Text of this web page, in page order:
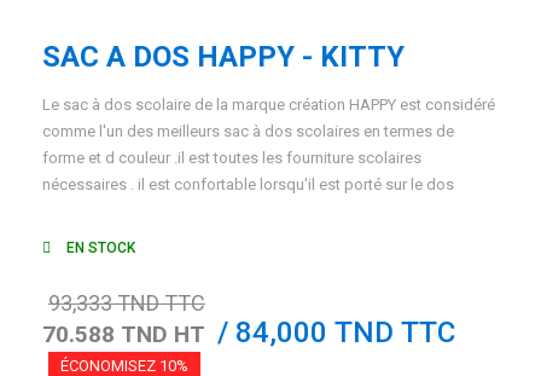
SAC A DOS HAPPY - KITTY
Le sac à dos scolaire de la marque création HAPPY est considéré
comme l'un des meilleurs sac à dos scolaires en termes de
forme et d couleur .il est toutes les fourniture scolaires
nécessaires . il est confortable lorsqu'il est porté sur le dos
EN STOCK
93,333 TND TTC
70.588 TND HT / 84,000 TND TTC
ÉCONOMISEZ 10%